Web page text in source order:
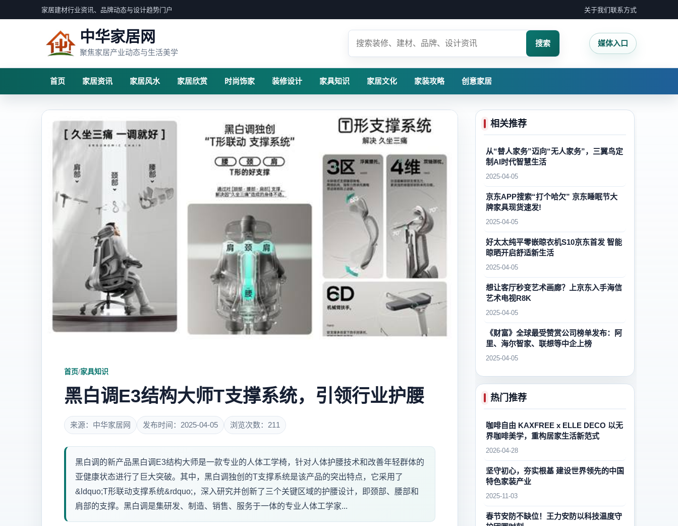
家居建材行业资讯、品牌动态与设计趋势门户 关于我们联系方式
中华家居网
聚焦家居产业动态与生活美学
搜索 媒体入口
首页 家居资讯 家居风水 家居欣赏 时尚饰家 装修设计 家具知识 家居文化 家装攻略 创意家居
首页/家具知识
黑白调E3结构大师T支撑系统，引领行业护腰
来源：中华家居网 发布时间：2025-04-05 浏览次数：211
黑白调的新产品黑白调E3结构大师是一款专业的人体工学椅，针对人体护腰技术和改善年轻群体的
亚健康状态进行了巨大突破。其中，黑白调独创的T支撑系统是该产品的突出特点，它采用了
&ldquo;T形联动支撑系统&rdquo;，深入研究并创新了三个关键区域的护腰设计，即颈部、腰部和
肩部的支撑。黑白调是集研发、制造、销售、服务于一体的专业人体工学家...
相关推荐
从“替人家务”迈向“无人家务”，三翼鸟定
制AI时代智慧生活
2025-04-05
京东APP搜索“打个哈欠” 京东睡眠节大
牌家具现货速发!
2025-04-05
好太太纯平零嵌晾衣机S10京东首发 智能
晾晒开启舒适新生活
2025-04-05
想让客厅秒变艺术画廊？上京东入手海信
艺术电视R8K
2025-04-05
《财富》全球最受赞赏公司榜单发布：阿
里、海尔智家、联想等中企上榜
2025-04-05
热门推荐
咖啡自由 KAXFREE x ELLE DECO 以无
界咖啡美学，重构居家生活新范式
2026-04-28
坚守初心，夯实根基 建设世界领先的中国
特色家装产业
2025-11-03
春节安防不缺位！王力安防以科技温度守